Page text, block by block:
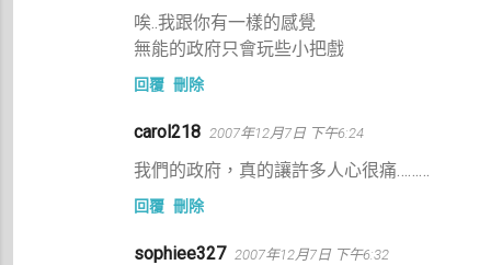
唉..我跟你有一樣的感覺
無能的政府只會玩些小把戲
回覆 刪除
carol218 2007年12月7日 下午6:24
我們的政府，真的讓許多人心很痛………
回覆 刪除
sophiee327 2007年12月7日 下午6:32